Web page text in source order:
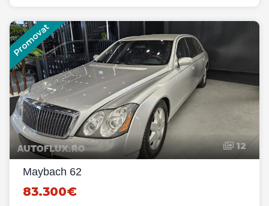
Promovat
12
Maybach 62
83.300€